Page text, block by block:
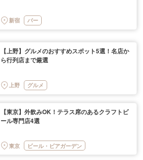
新宿 バー
【上野】グルメのおすすめスポット5選！名店か
ら行列店まで厳選
上野 グルメ
【東京】外飲みOK！テラス席のあるクラフトビ
ール専門店4選
東京 ビール・ビアガーデン